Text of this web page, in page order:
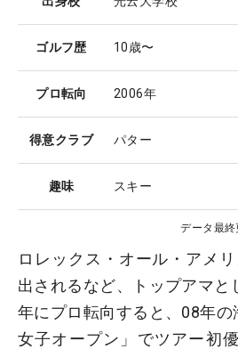
ゴルフ歴 10歳〜
プロ転向 2006年
得意クラブ パター
趣味 スキー
データ最終
ロレックス・オール・アメ
出されるなど、トップアマと
年にプロ転向すると、08年
女子オープン」でツアー初